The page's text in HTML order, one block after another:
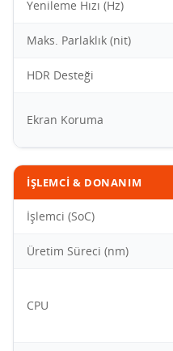
Yenileme Hızı (Hz)
Maks. Parlaklık (nit)
HDR Desteği
Ekran Koruma
İŞLEMCI & DONANIM
İşlemci (SoC)
Üretim Süreci (nm)
CPU